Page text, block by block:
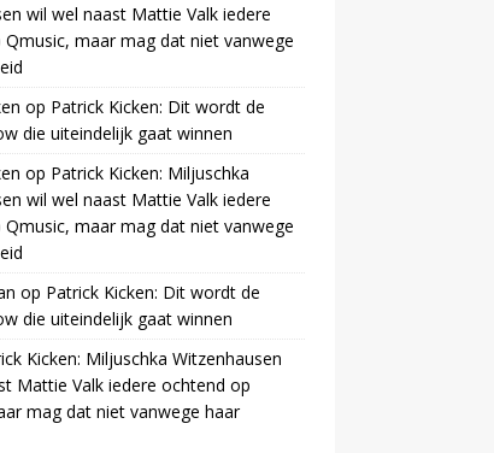
wil wel naast Mattie Valk iedere
maar mag dat niet vanwege
op Patrick Kicken: Dit wordt de
die uiteindelijk gaat winnen
op Patrick Kicken: Miljuschka
wil wel naast Mattie Valk iedere
maar mag dat niet vanwege
op Patrick Kicken: Dit wordt de
die uiteindelijk gaat winnen
Kicken: Miljuschka Witzenhausen
Mattie Valk iedere ochtend op
mag dat niet vanwege haar